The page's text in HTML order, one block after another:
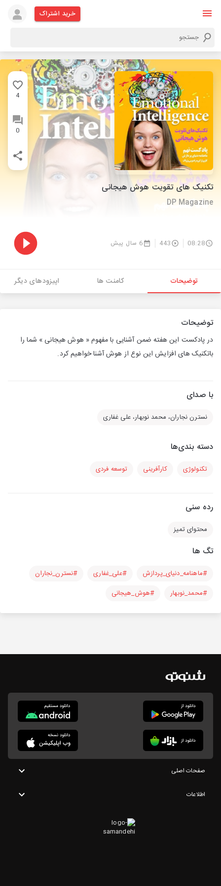
خرید اشتراک
4
0
تکنیک های تقویت هوش هیجانی
DP Magazine
08:28
443 6 سال پیش
توضیحات کامنت ها اپیزودهای دیگر
توضیحات
در پادکست این هفته ضمن آشنایی با مفهوم « هوش هیجانی » شما را
باتکنیک های افزایش این نوع از هوش آشنا خواهیم کرد.
با صدای
نسترن نجاران، محمد نوبهار، علی غفاری
دسته بندی‌ها
تکنولوژی کارآفرینی توسعه فردی
رده سنی
محتوای تمیز
تگ ها
#ماهنامه_دنیای_پردازش #علی_غفاری
#نسترن_نجاران
#محمد_نوبهار
#هوش_هیجانی
صفحات اصلی
اطلاعات